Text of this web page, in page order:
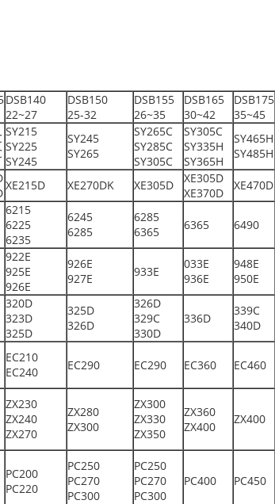
DSB140
22~27
DSB150
25-32
DSB155
26~35
DSB165
30~42
DSB175
35~45
SY215
SY225
SY245
SY245
SY265
SY265C
SY285C
SY305C
SY305C
SY335H
SY365H
SY465H
SY485H
XE215D XE270DK XE305D
XE305D
XE370D
XE470D
6215
6225
6235
6245
6285
6285
6365
6365 6490
922E
925E
926E
926E
927E
933E
033E
936E
948E
950E
320D
323D
325D
325D
326D
326D
329C
330D
336D
339C
340D
EC210
EC240
EC290 EC290 EC360 EC460
ZX230
ZX240
ZX270
ZX280
ZX300
ZX300
ZX330
ZX350
ZX360
ZX400
ZX400
PC200
PC220
PC250
PC270
PC300
PC250
PC270
PC300
PC400 PC450